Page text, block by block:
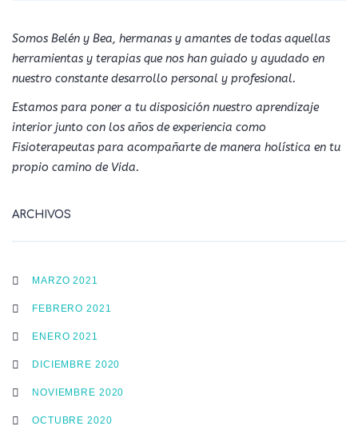
Somos Belén y Bea, hermanas y amantes de todas aquellas
herramientas y terapias que nos han guiado y ayudado en
nuestro constante desarrollo personal y profesional.
Estamos para poner a tu disposición nuestro aprendizaje
interior junto con los años de experiencia como
Fisioterapeutas para acompañarte de manera holística en tu
propio camino de Vida.
ARCHIVOS
MARZO 2021
FEBRERO 2021
ENERO 2021
DICIEMBRE 2020
NOVIEMBRE 2020
OCTUBRE 2020